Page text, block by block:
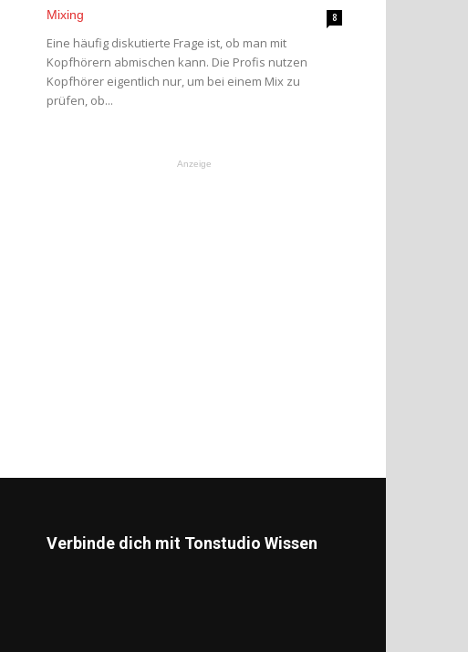
8
Eine häufig diskutierte Frage ist, ob man mit
Kopfhörern abmischen kann. Die Profis nutzen
Kopfhörer eigentlich nur, um bei einem Mix zu
prüfen, ob...
Anzeige
Verbinde dich mit Tonstudio Wissen